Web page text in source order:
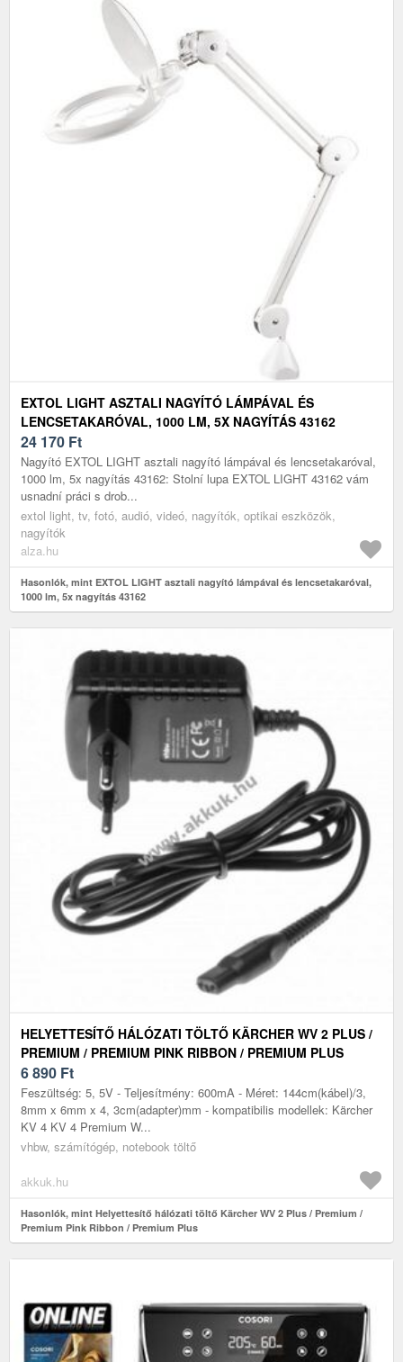
EXTOL LIGHT ASZTALI NAGYÍTÓ LÁMPÁVAL ÉS
LENCSETAKARÓVAL, 1000 LM, 5X NAGYÍTÁS 43162
24 170 Ft
Nagyító EXTOL LIGHT asztali nagyító lámpával és lencsetakaróval,
1000 lm, 5x nagyítás 43162: Stolní lupa EXTOL LIGHT 43162 vám
usnadní práci s drob...
extol light, tv, fotó, audió, videó, nagyítók, optikai eszközök,
nagyítók
alza.hu
Hasonlók, mint EXTOL LIGHT asztali nagyító lámpával és lencsetakaróval,
1000 lm, 5x nagyítás 43162
HELYETTESÍTŐ HÁLÓZATI TÖLTŐ KÄRCHER WV 2 PLUS /
PREMIUM / PREMIUM PINK RIBBON / PREMIUM PLUS
6 890 Ft
Feszültség: 5, 5V - Teljesítmény: 600mA - Méret: 144cm(kábel)/3,
8mm x 6mm x 4, 3cm(adapter)mm - kompatibilis modellek: Kärcher
KV 4 KV 4 Premium W...
vhbw, számítógép, notebook töltő
akkuk.hu
Hasonlók, mint Helyettesítő hálózati töltő Kärcher WV 2 Plus / Premium /
Premium Pink Ribbon / Premium Plus